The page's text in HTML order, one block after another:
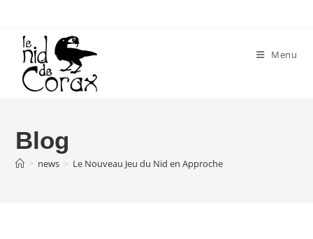
content
Menu
Blog
> news > Le Nouveau Jeu du Nid en Approche